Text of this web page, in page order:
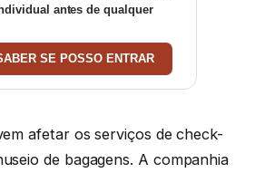
antes de qualquer
SE POSSO ENTRAR
afetar os serviços de check-
de bagagens. A companhia